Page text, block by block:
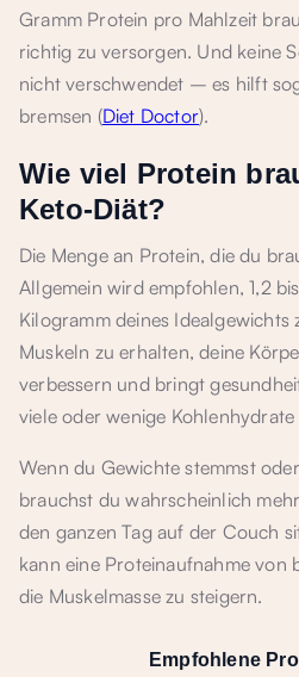
Gramm Protein pro Mahlzeit
richtig zu versorgen. Und keine
nicht verschwendet – es hilft
bremsen (Diet Doctor).
Wie viel Protein
Keto-Diät?
Die Menge an Protein, die du
Allgemein wird empfohlen, 1,2
Kilogramm deines Idealgewichts
Muskeln zu erhalten, deine
verbessern und bringt
viele oder wenige Kohlenhydrate
Wenn du Gewichte stemmst
brauchst du wahrscheinlich
den ganzen Tag auf der Couch
kann eine Proteinaufnahme von
die Muskelmasse zu steigern.
Empfohlene